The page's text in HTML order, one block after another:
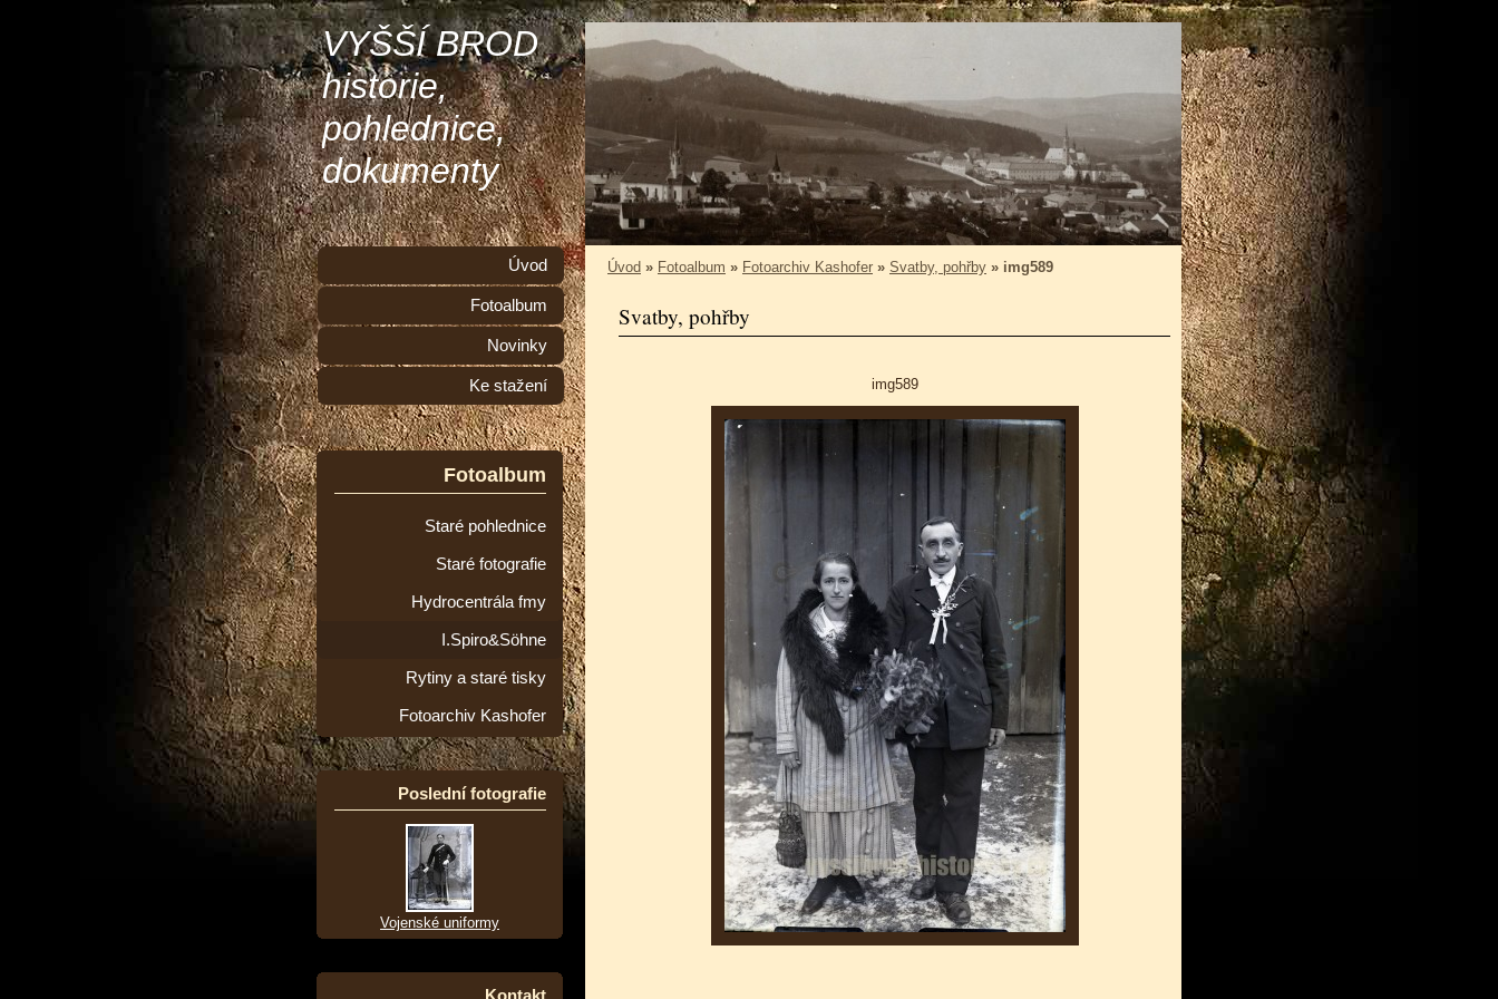
VYŠŠÍ BROD
historie,
pohlednice,
dokumenty
Úvod » Fotoalbum » Fotoarchiv Kashofer » Svatby, pohřby » img589
Svatby, pohřby
img589
Úvod
Fotoalbum
Novinky
Ke stažení
Fotoalbum
Staré pohlednice
Staré fotografie
Hydrocentrála fmy
I.Spiro&Söhne
Rytiny a staré tisky
Fotoarchiv Kashofer
Poslední fotografie
Vojenské uniformy
Kontakt